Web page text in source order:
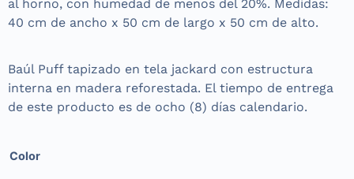
al horno, con humedad de menos del 20%. Medidas:
40 cm de ancho x 50 cm de largo x 50 cm de alto.
Baúl Puff tapizado en tela jackard con estructura
interna en madera reforestada. El tiempo de entrega
de este producto es de ocho (8) días calendario.
Color